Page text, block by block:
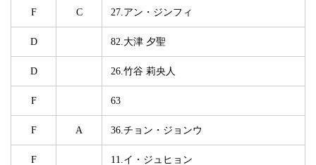
F C 27.アン・ジンフィ
D 82.大津 夕聖
D 26.竹谷 莉央人
F 63
F A 36.チョン・ジョンウ
F 11.イ・ジュヒョン